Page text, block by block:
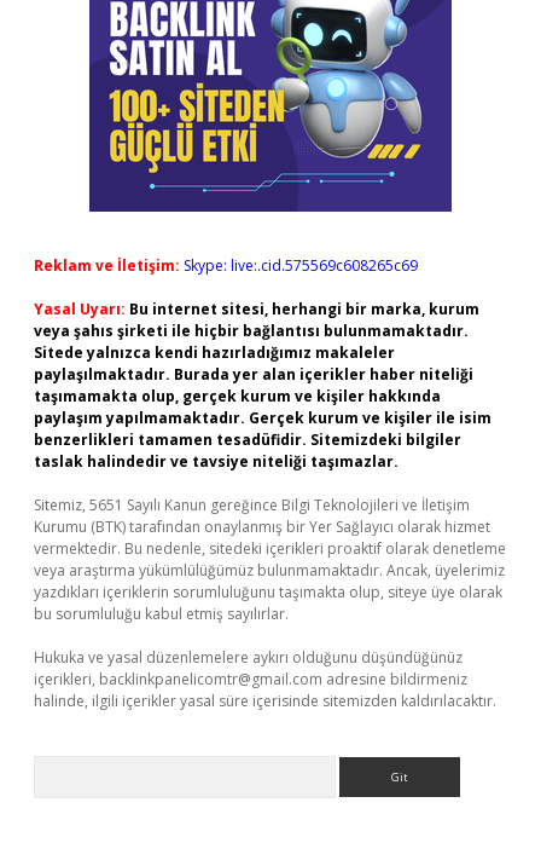
Reklam ve İletişim: Skype: live:.cid.575569c608265c69
Yasal Uyarı: Bu internet sitesi, herhangi bir marka, kurum
veya şahıs şirketi ile hiçbir bağlantısı bulunmamaktadır.
Sitede yalnızca kendi hazırladığımız makaleler
paylaşılmaktadır. Burada yer alan içerikler haber niteliği
taşımamakta olup, gerçek kurum ve kişiler hakkında
paylaşım yapılmamaktadır. Gerçek kurum ve kişiler ile isim
benzerlikleri tamamen tesadüfidir. Sitemizdeki bilgiler
taslak halindedir ve tavsiye niteliği taşımazlar.
Sitemiz, 5651 Sayılı Kanun gereğince Bilgi Teknolojileri ve İletişim
Kurumu (BTK) tarafından onaylanmış bir Yer Sağlayıcı olarak hizmet
vermektedir. Bu nedenle, sitedeki içerikleri proaktif olarak denetleme
veya araştırma yükümlülüğümüz bulunmamaktadır. Ancak, üyelerimiz
yazdıkları içeriklerin sorumluluğunu taşımakta olup, siteye üye olarak
bu sorumluluğu kabul etmiş sayılırlar.
Hukuka ve yasal düzenlemelere aykırı olduğunu düşündüğünüz
içerikleri, backlinkpanelicomtr@gmail.com adresine bildirmeniz
halinde, ilgili içerikler yasal süre içerisinde sitemizden kaldırılacaktır.